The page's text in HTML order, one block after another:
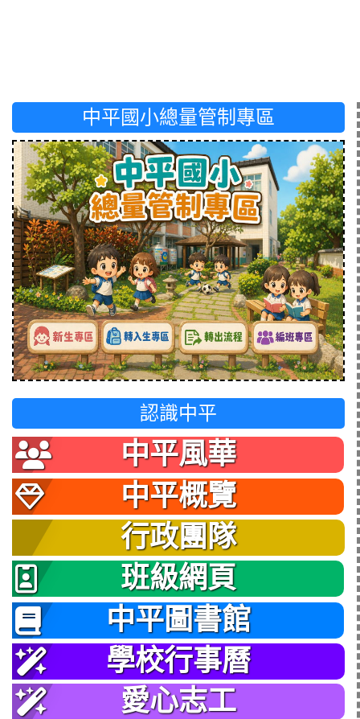
中平國小總量管制專區
認識中平
中平風華
中平概覽
行政團隊
班級網頁
中平圖書館
學校行事曆
愛心志工